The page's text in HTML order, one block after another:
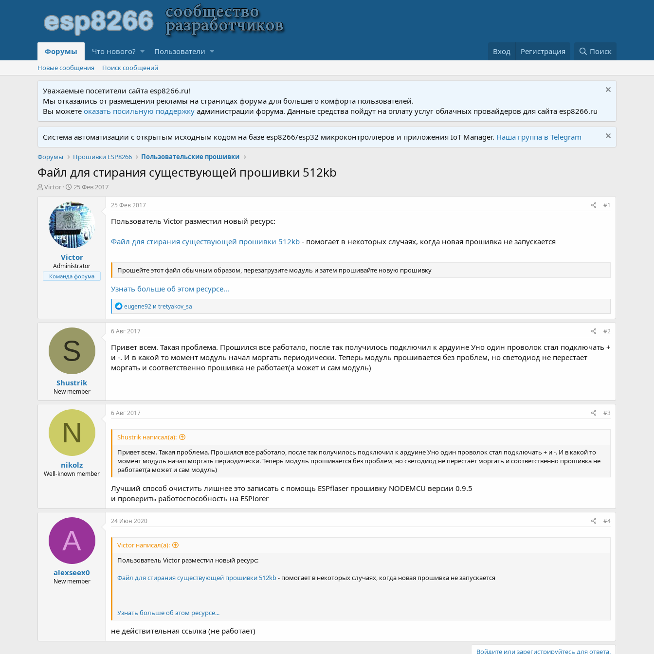
Форумы Что нового? Пользователи Вход Регистрация Поиск
Новые сообщения Поиск сообщений
Уважаемые посетители сайта esp8266.ru!
Мы отказались от размещения рекламы на страницах форума для большего комфорта пользователей.
Вы можетеоказать посильную поддержку администрации форума. Данные средства пойдут на оплату услуг облачных провайдеров для сайта esp8266.ru
Система автоматизации с открытым исходным кодом на базе esp8266/esp32 микроконтроллеров и приложения IoT Manager. Наша группа в Telegram
Форумы Прошивки ESP8266 Пользовательские прошивки
Файл для стирания существующей прошивки 512kb
А
Victor
Д
т
а
н
а
ч
а
л
а
25 Фев 2017
Victor
Administrator
Команда форума
25 Фев 2017 #1
Пользователь Victor разместил новый ресурс:
Файл для стирания существующей прошивки 512kb - помогает в некоторых случаях, когда новая прошивка не запускается
Прошейте этот файл обычным образом, перезагрузите модуль и затем прошивайте новую прошивку
Узнать больше об этом ресурсе...
Р
е
а
к
и
и
:
eugene92 иtretyakov_sa
S
Shustrik
New member
6 Авг 2017 #2
Привет всем. Такая проблема. Прошился все работало, после так получилось подключил к ардуине Уно один проволок стал подключать +
и -. И в какой то момент модуль начал моргать периодически. Теперь модуль прошивается без проблем, но светодиод не перестаёт
моргать и соответственно прошивка не работает(а может и сам модуль)
N
nikolz
Well-known member
6 Авг 2017 #3
Shustrik написал(а):
Привет всем. Такая проблема. Прошился все работало, после так получилось подключил к ардуине Уно один проволок стал подключать + и -. И в какой то
момент модуль начал моргать периодически. Теперь модуль прошивается без проблем, но светодиод не перестаёт моргать и соответственно прошивка не
работает(а может и сам модуль)
Лучший способ очистить лишнее это записать с помощь ESPflaser прошивку NODEMCU версии 0.9.5
и проверить работоспособность на ESPlorer
A
alexseex0
New member
24 Июн 2020 #4
Victor написал(а):
Пользователь Victor разместил новый ресурс:
Файл для стирания существующей прошивки 512kb- помогает в некоторых случаях, когда новая прошивка не запускается
Узнать больше об этом ресурсе...
не действительная ссылка (не работает)
Войдите или зарегистрируйтесь для ответа.